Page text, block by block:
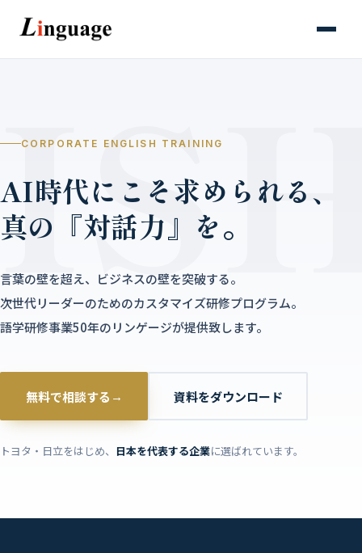
CORPORATE ENGLISH TRAINING
AI時代にこそ求められる、
真の『対話力』を。
言葉の壁を超え、ビジネスの壁を突破する。
次世代リーダーのためのカスタマイズ研修プログラム。
語学研修事業50年のリンゲージが提供致します。
無料で相談する → 資料をダウンロード
トヨタ・日立をはじめ、 日本を代表する企業に選ばれています。